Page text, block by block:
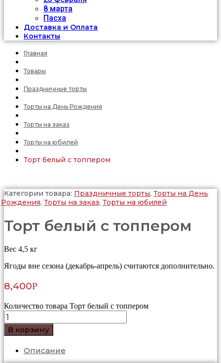
8 марта
Пасха
Доставка и Оплата
Контакты
Главная
Товары
Праздничные торты
Торты на День Рождения
Торты на заказ
Торты на юбилей
Торт белый с топпером
Категории товара: Праздничные торты, Торты на День
Рождения, Торты на заказ, Торты на юбилей
Торт белый с топпером
Вес 4,5 кг
Ягоды вне сезона (декабрь-апрель) считаются дополнительно.
8,400Р
Количество товара Торт белый с топпером
В корзину
Описание